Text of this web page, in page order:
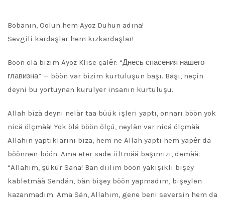
Bobanın, Oolun hem Ayoz Duhun adına!
Sevgili kardaşlar hem kızkardaşlar!
Böön ölä bizim Ayoz Klise çalȇr: “Днесь спасения нашего
главизна” — böön var bizim kurtuluşun başı. Başı, neçin
deyni bu yortuynan kurulyer insanın kurtuluşu.
Allah bizä deyni nelär taa büük işleri yaptı, onnarı böön yok
nicä ölçmää! Yok ölä böön ölçü, neylän var nicä ölçmää
Allahın yaptıklarını bizä, hem ne Allah yaptı hem yapȇr da
böönnen-böön. Ama eter sade iiltmää başımızı, demää:
“Allahım, şükür Sana! Bän diilim böön yakışıklı bişey
kabletmää Sendän, bän bişey böön yapmadım, bişeylen
kazanmadım. Ama Sän, Allahım, gene beni seversin hem da